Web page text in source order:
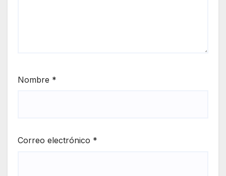
Nombre *
Correo electrónico *